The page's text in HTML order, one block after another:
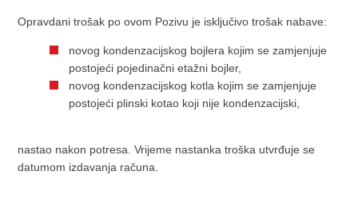
Opravdani trošak po ovom Pozivu je isključivo trošak nabave:
novog kondenzacijskog bojlera kojim se zamjenjuje
postojeći pojedinačni etažni bojler,
novog kondenzacijskog kotla kojim se zamjenjuje
postojeći plinski kotao koji nije kondenzacijski,
nastao nakon potresa. Vrijeme nastanka troška utvrđuje se
datumom izdavanja računa.